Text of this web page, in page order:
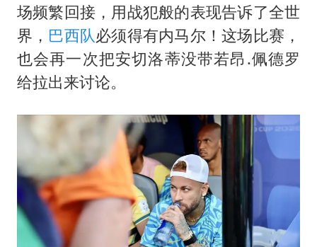
中巨芯：上半年归母净利润1405.77万元
中国女篮70-67险胜尼日利亚女篮
美股存储板块集体大跌
胡彦斌韩磊 谁帮谁
胡彦斌获《歌手2026》歌王
38岁演员求职万岁山NPC成功
场频繁回接，用战犯般的表现告诉了全世
界， 巴西队必须得有内马尔！这场比赛，
也会再一次把安切洛蒂没带若昂.佩德罗
给拉出来讨论。